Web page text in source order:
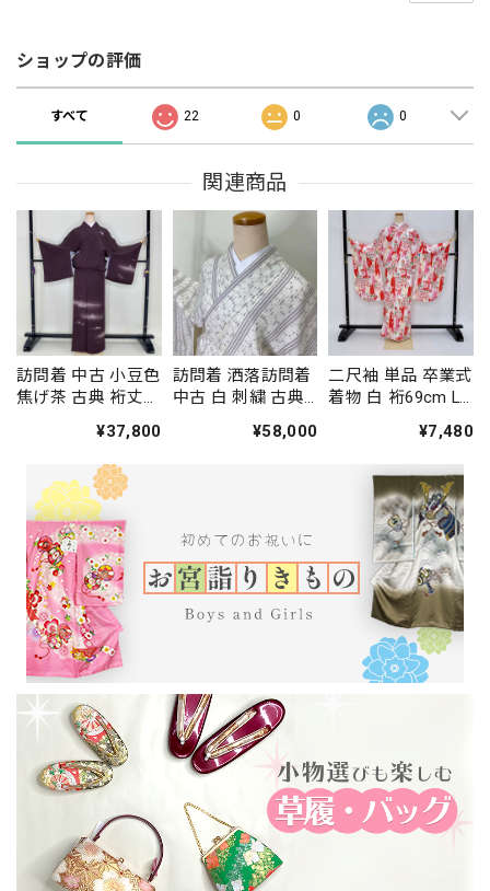
ショップの評価
すべて 22 0 0
関連商品
訪問着 中古 小豆色
焦げ茶 古典 裄丈
164.5cm 結婚式 着
物 入学式 卒業式
礼装 3114
¥37,800
訪問着 洒落訪問着
中古 白 刺繍 古典
166.5cm 結婚式 着
¥58,000
二尺袖 単品 卒業式
着物 白 裄69cm LL
繊 中古 4577¥7,480